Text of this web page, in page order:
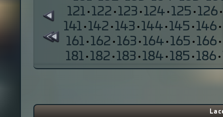
121 · 122 · 123 · 124 · 125 · 126 ·
141 · 142 · 143 · 144 · 145 · 146 ·
161 · 162 · 163 · 164 · 165 · 166 ·
181 · 182 · 183 · 184 · 185 · 186 ·
La